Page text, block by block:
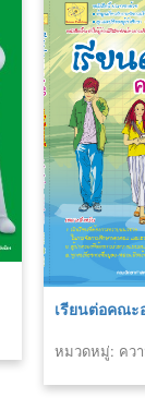
เรียนต่อคณะ
หมวดหมู่: คว